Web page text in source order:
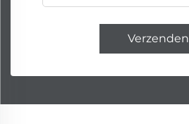
Verzenden